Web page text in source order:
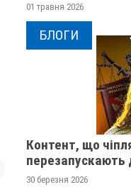
01 травня 2026
БЛОГИ
Контент, що
перезапускають
30 березня 2026